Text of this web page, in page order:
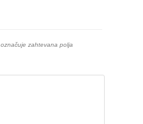
označuje zahtevana polja